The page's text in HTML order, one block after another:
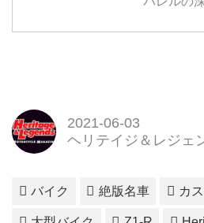
2021-06-03
ヘリテイジ＆レジェ
バイク 絶版名車 カ